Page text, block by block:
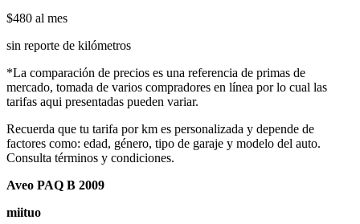
$480 al mes
sin reporte de kilómetros
*La comparación de precios es una referencia de primas de
mercado, tomada de varios compradores en línea por lo cual las
tarifas aqui presentadas pueden variar.
Recuerda que tu tarifa por km es personalizada y depende de
factores como: edad, género, tipo de garaje y modelo del auto.
Consulta términos y condiciones.
Aveo PAQ B 2009
miituo